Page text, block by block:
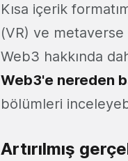
Kısa içerik
(VR) ve metaverse
Web3 hakkında
Web3'e nereden
bölümleri
Artırılmış